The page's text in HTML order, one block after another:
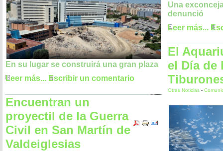
En su lugar se construirá una gran plaza
Leer más... Escribir un comentario
Encuentran un
proyectil de la Guerra
Civil en San Martín de
Valdeiglesias
Una
denunció
Leer más...
El
el Día de
Otras Noticias -